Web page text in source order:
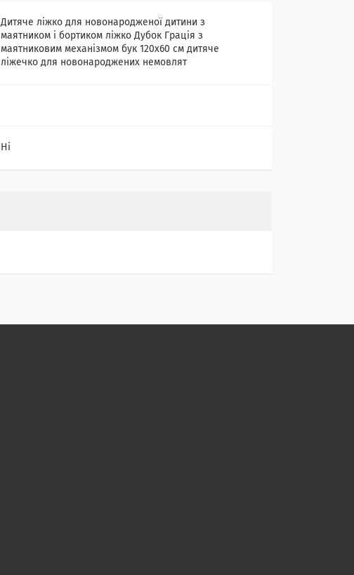
Дитяче ліжко для новонародженої дитини з
маятником і бортиком ліжко Дубок Грація з
маятниковим механізмом бук 120х60 см дитяче
ліжечко для новонароджених немовлят
Ні